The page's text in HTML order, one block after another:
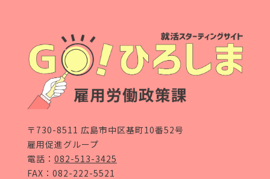
〒730-8511 広島市中区基町10番52号
雇用促進グループ
電話： 082-513-3425
FAX：082-222-5521